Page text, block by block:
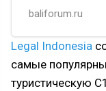
оформляет
Legal Indonesia
оптимальный
и скорости.
baliforum.ru
Legal Indonesia
самые
туристическую